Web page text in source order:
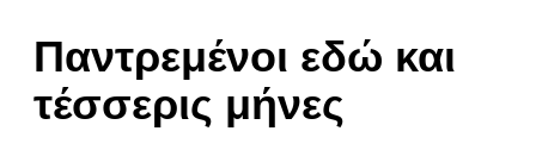
Παντρεμένοι εδώ και
τέσσερις μήνες